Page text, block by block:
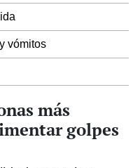
vómitos
más
golpes